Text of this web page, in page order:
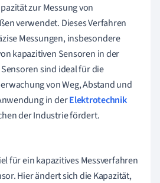
zur Messung von
verwendet. Dieses Verfahren
Messungen, insbesondere
kapazitiven Sensoren in der
sind ideal für die
von Weg, Abstand und
in derElektrotechnik
der Industrie fördert.
für ein kapazitives Messverfahren
Hier ändert sich die Kapazität,